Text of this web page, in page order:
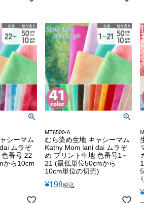
シーマム
ムラぞ
番号 22
から10cm
MT6500-A
むら染め生地 キャシーマム
Kathy Mom lani dai ムラぞ
め プリント生地 色番号1～
21 (最低単位50cmから
10cm単位の切売)
¥198税込
¥